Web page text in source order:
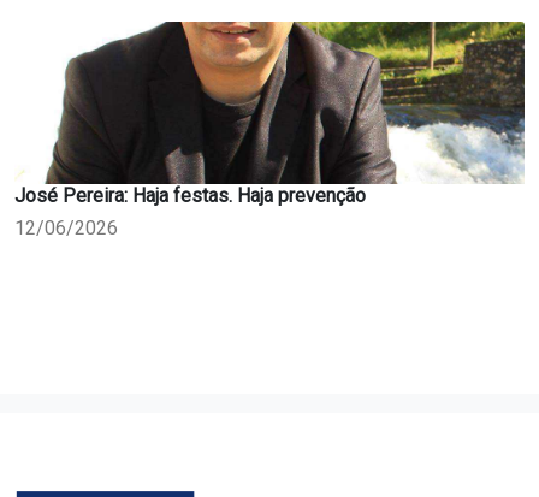
José Pereira: Haja festas. Haja prevenção
12/06/2026